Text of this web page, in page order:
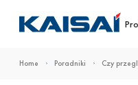
Home Poradniki Czy